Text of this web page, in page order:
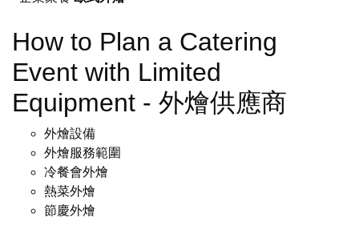
How to Plan a Catering
Event with Limited
Equipment - 外燴供應商
外燴設備
外燴服務範圍
冷餐會外燴
熱菜外燴
節慶外燴